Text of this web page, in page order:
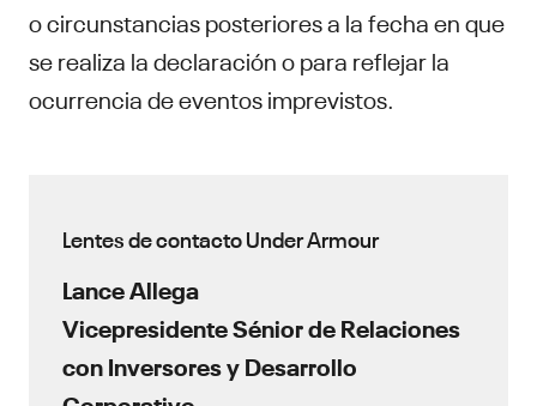
o circunstancias posteriores a la fecha en que
se realiza la declaración o para reflejar la
ocurrencia de eventos imprevistos.
Lentes de contacto Under Armour
Lance Allega
Vicepresidente Sénior de Relaciones
con Inversores y Desarrollo